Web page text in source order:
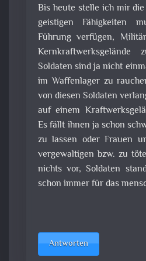
Bis heute stelle ich mir
geistigen Fähigkeiten
Führung verfügen,
Soldaten sind ja nicht
im Waffenlager zu
von diesen Soldaten
auf einem
Es fällt ihnen ja schon
zu lassen oder Frauen
vergewaltigen bzw. zu
nichts vor, Soldaten
schon immer für das
Antworten